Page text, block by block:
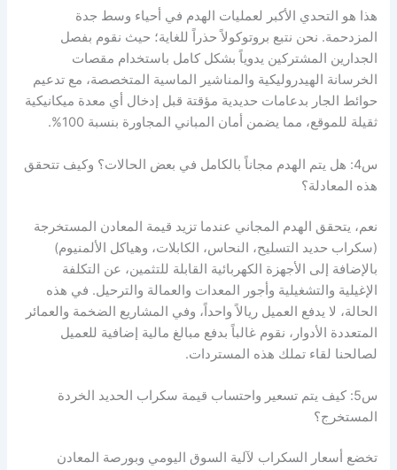
هذا هو التحدي الأكبر لعمليات الهدم في أحياء وسط جدة
المزدحمة. نحن نتبع بروتوكولاً حذراً للغاية؛ حيث نقوم بفصل
الجدارين المشتركين يدوياً بشكل كامل باستخدام مقصات
الخرسانة الهيدروليكية والمناشير الماسية المتخصصة، مع تدعيم
حوائط الجار بدعامات حديدية مؤقتة قبل إدخال أي معدة ميكانيكية
ثقيلة للموقع، مما يضمن أمان المباني المجاورة بنسبة 100%.
س4: هل يتم الهدم مجاناً بالكامل في بعض الحالات؟ وكيف تتحقق
هذه المعادلة؟
نعم، يتحقق الهدم المجاني عندما تزيد قيمة المعادن المستخرجة
(سكراب حديد التسليح، النحاس، الكابلات، وهياكل الألمنيوم)
بالإضافة إلى الأجهزة الكهربائية القابلة للتثمين، عن التكلفة
الإغيلية والتشغيلية وأجور المعدات والعمالة والترحيل. في هذه
الحالة، لا يدفع العميل ريالاً واحداً، وفي المشاريع الضخمة والعمائر
المتعددة الأدوار، نقوم غالباً بدفع مبالغ مالية إضافية للعميل
لصالحنا لقاء تملك هذه المستردات.
س5: كيف يتم تسعير واحتساب قيمة سكراب الحديد الخردة
المستخرج؟
تخضع أسعار السكراب لآلية السوق اليومي وبورصة المعادن